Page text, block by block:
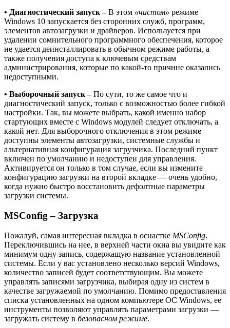
• Диагностический запуск –В этом «чистом» режиме
Windows 10 запускается без сторонних служб, программ,
элементов автозагрузки и драйверов. Используется при
удалении сомнительного программного обеспечения, которое
не удается деинсталлировать в обычном режиме работы, а
также получения доступа к ключевым средствам
администрирования, которые по какой-то причине оказались
недоступными.
• Выборочный запуск –По сути, то же самое что и
диагностический запуск, только с возможностью более гибкой
настройки. Так, вы можете выбрать, какой именно набор
стартующих вместе с Windows модулей следует отключать, а
какой нет. Для выборочного отключения в этом режиме
доступны элементы автозагрузки, системные службы и
альтернативная конфигурация загрузчика. Последний пункт
включен по умолчанию и недоступен для управления.
Активируется он только в том случае, если вы измените
конфигурацию загрузки на второй вкладке — очень удобно,
когда нужно быстро восстановить дефолтные параметры
загрузки системы.
MSConfig – Загрузка
Пожалуй, самая интересная вкладка в оснастке MSConfig.
Переключившись на нее, в верхней части окна вы увидите как
минимум одну запись, содержащую название установленной
системы. Если у вас установлено несколько версий Windows,
количество записей будет соответствующим. Вы можете
управлять записями загрузчика, выбирая одну из систем в
качестве загружаемой по умолчанию. Помимо предоставления
списка установленных на одном компьютере ОС Windows, ее
инструменты позволяют управлять параметрами загрузки —
загружать систему в безопасном режиме.